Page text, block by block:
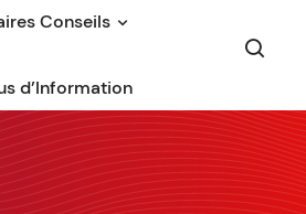
Conseils
d’Information